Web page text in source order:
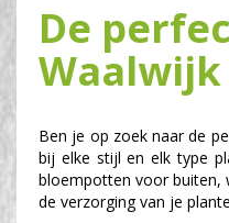
De
Waalwijk
Ben je op zoek naar de
bij elke stijl en elk type
bloempotten voor buiten,
de verzorging van je